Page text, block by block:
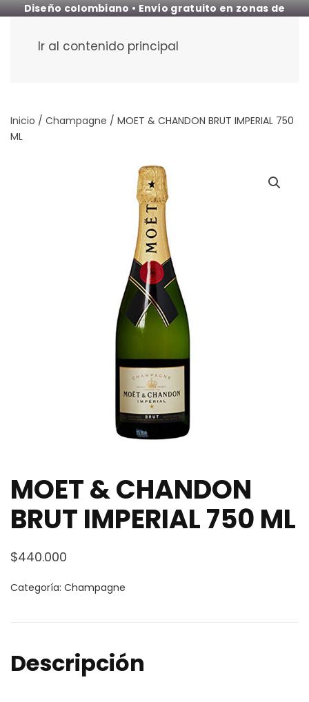
Diseño colombiano • Envío gratuito en zonas de
Ir al contenido principal
Inicio / Champagne / MOET & CHANDON BRUT IMPERIAL 750
ML
MOET & CHANDON
BRUT IMPERIAL 750 ML
$440.000
Categoría: Champagne
Descripción